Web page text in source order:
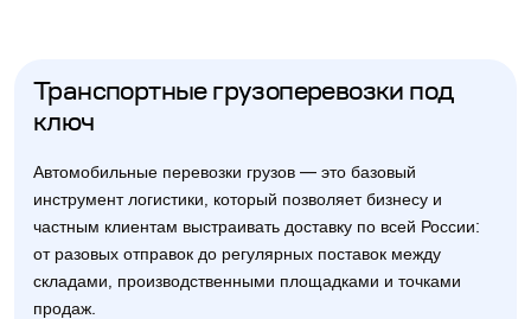
Транспортные грузоперевозки под
ключ
Автомобильные перевозки грузов — это базовый
инструмент логистики, который позволяет бизнесу и
частным клиентам выстраивать доставку по всей России:
от разовых отправок до регулярных поставок между
складами, производственными площадками и точками
продаж.